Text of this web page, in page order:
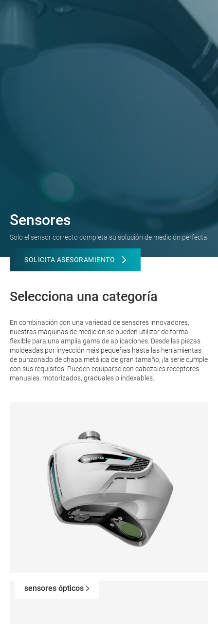
Sensores
Solo el sensor correcto completa su solución de medición perfecta
SOLICITA ASESORAMIENTO
Selecciona una categoría
En combinación con una variedad de sensores innovadores,
nuestras máquinas de medición se pueden utilizar de forma
flexible para una amplia gama de aplicaciones. Desde las piezas
moldeadas por inyección más pequeñas hasta las herramientas
de punzonado de chapa metálica de gran tamaño, ¡la serie cumple
con sus requisitos! Pueden equiparse con cabezales receptores
manuales, motorizados, graduales o indexables.
sensores ópticos